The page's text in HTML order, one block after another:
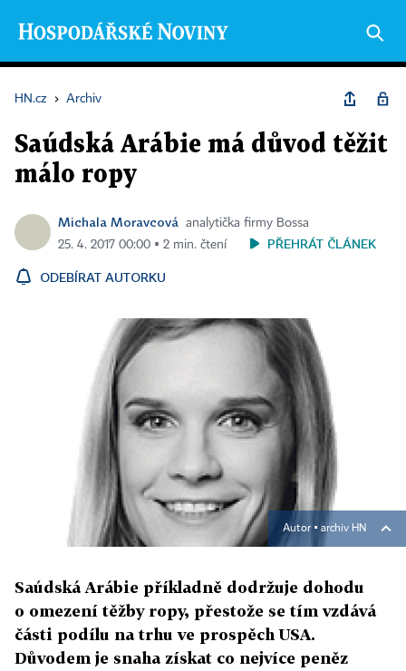
HN.cz › Archiv
Saúdská Arábie má důvod těžit
málo ropy
Michala Moravcová
analytička firmy Bossa
25. 4. 2017 00:00 ▪ 2 min. čtení
PŘEHRÁT ČLÁNEK
ODEBÍRAT AUTORKU
Autor ▪ archiv HN
Saúdská Arábie příkladně dodržuje dohodu
o omezení těžby ropy, přestože se tím vzdává
části podílu na trhu ve prospěch USA.
Důvodem je snaha získat co nejvíce peněz